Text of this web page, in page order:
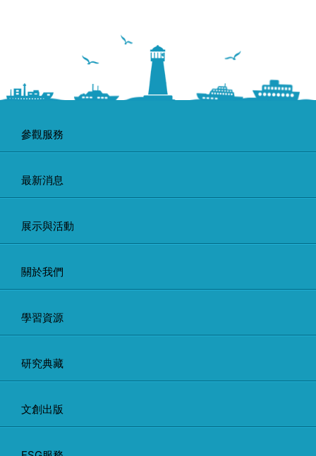
參觀服務
最新消息
展示與活動
關於我們
學習資源
研究典藏
文創出版